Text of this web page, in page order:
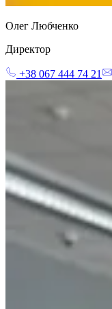
Олег Любченко
Директор
+38 067 444 74 21